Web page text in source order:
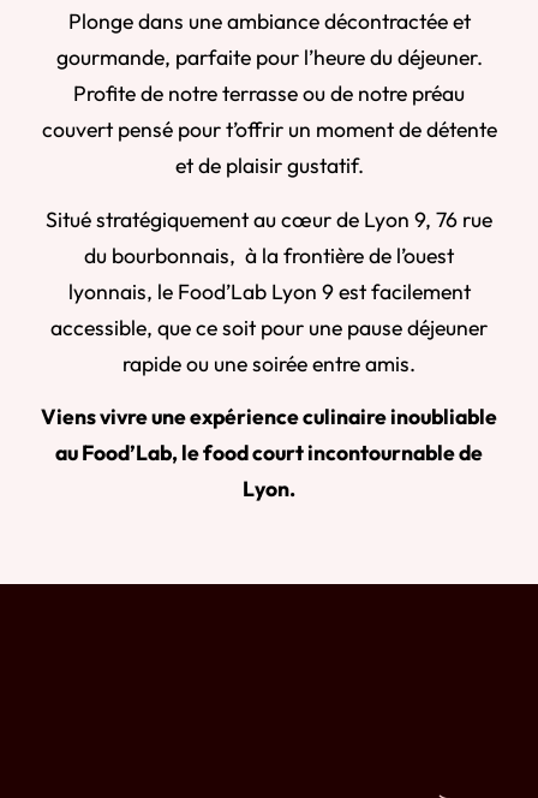
Plonge dans une ambiance décontractée et
gourmande, parfaite pour l’heure du déjeuner.
Profite de notre terrasse ou de notre préau
couvert pensé pour t’offrir un moment de détente
et de plaisir gustatif.
Situé stratégiquement au cœur de Lyon 9, 76 rue
du bourbonnais, à la frontière de l’ouest
lyonnais, le Food’Lab Lyon 9 est facilement
accessible, que ce soit pour une pause déjeuner
rapide ou une soirée entre amis.
Viens vivre une expérience culinaire inoubliable
au Food’Lab, le food court incontournable de
Lyon.